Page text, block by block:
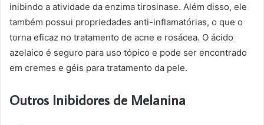
inibindo a atividade da enzima tirosinase. Além disso, ele
também possui propriedades anti-inflamatórias, o que o
torna eficaz no tratamento de acne e rosácea. O ácido
azelaico é seguro para uso tópico e pode ser encontrado
em cremes e géis para tratamento da pele.
Outros Inibidores de Melanina